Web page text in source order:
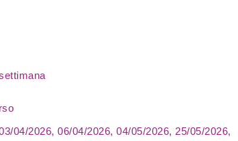
04/2026, 06/04/2026, 04/05/2026, 25/05/2026,